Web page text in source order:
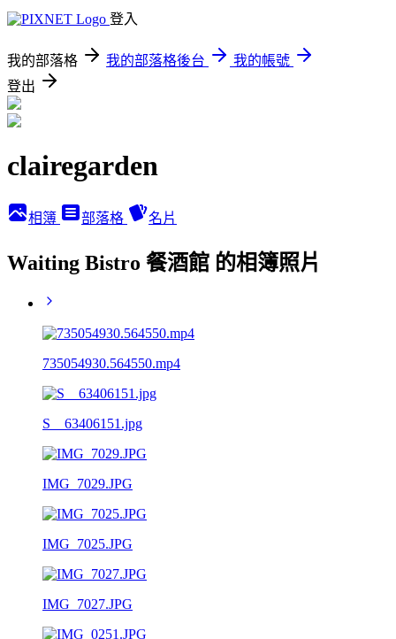
登入
我的部落格 我的部落格後台
我的帳號
登出
clairegarden
相簿 部落格 名片
Waiting Bistro 餐酒館 的相簿照片
735054930.564550.mp4
S__63406151.jpg
IMG_7029.JPG
IMG_7025.JPG
IMG_7027.JPG